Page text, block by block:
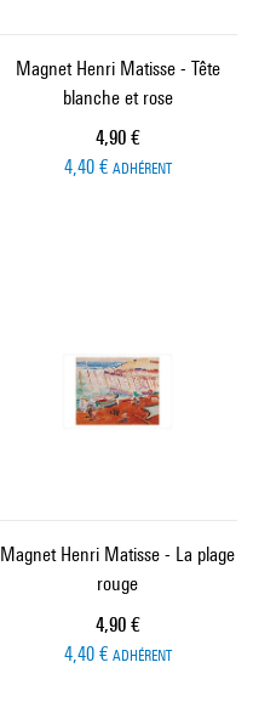
Magnet Henri Matisse - Tête
blanche et rose
Prix ​​actuel
4,90 €
4,40 € ADHÉRENT
Magnet Henri Matisse - La plage
rouge
Prix ​​actuel
4,90 €
4,40 € ADHÉRENT